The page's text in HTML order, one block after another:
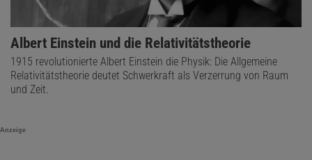
Albert Einstein und die Relativitätstheorie
1915 revolutionierte Albert Einstein die Physik: Die Allgemeine
Relativitätstheorie deutet Schwerkraft als Verzerrung von Raum
und Zeit.
Anzeige